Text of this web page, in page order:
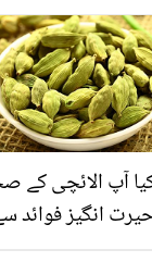
آپ الائچی کے
انگیز فوائد